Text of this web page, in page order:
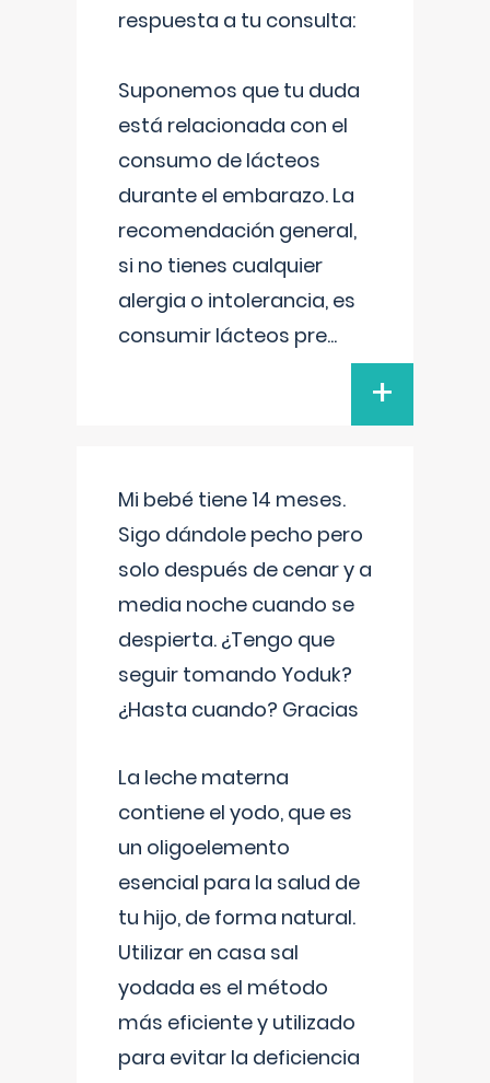
respuesta a tu consulta:
Suponemos que tu duda
está relacionada con el
consumo de lácteos
durante el embarazo. La
recomendación general,
si no tienes cualquier
alergia o intolerancia, es
consumir lácteos pre...
+
Mi bebé tiene 14 meses.
Sigo dándole pecho pero
solo después de cenar y a
media noche cuando se
despierta. ¿Tengo que
seguir tomando Yoduk?
¿Hasta cuando? Gracias
La leche materna
contiene el yodo, que es
un oligoelemento
esencial para la salud de
tu hijo, de forma natural.
Utilizar en casa sal
yodada es el método
más eficiente y utilizado
para evitar la deficiencia